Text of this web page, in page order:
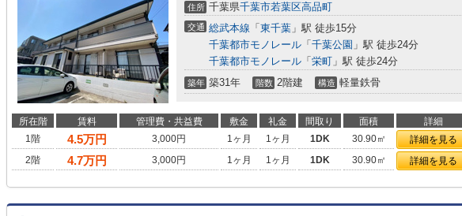
住所 千葉県千葉市若葉区高品町
交通 総武本線 「 東千葉 」駅 徒歩15分
千葉都市モノレール 「 千葉公園 」駅 徒歩24分
千葉都市モノレール 「 栄町 」駅 徒歩24分
築年 築31年 階数 2階建 構造 軽量鉄骨
所在階 賃料 管理費・共益費 敷金 礼金 間取り 面積 詳細
1階
4.5万円 3,000円 1ヶ月 1ヶ月 1DK 30.90㎡ 詳細を見る
2階
4.7万円 3,000円 1ヶ月 1ヶ月 1DK 30.90㎡ 詳細を見る